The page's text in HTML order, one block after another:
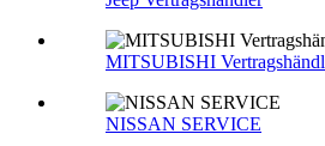
MITSUBISHI
NISSAN SERVICE